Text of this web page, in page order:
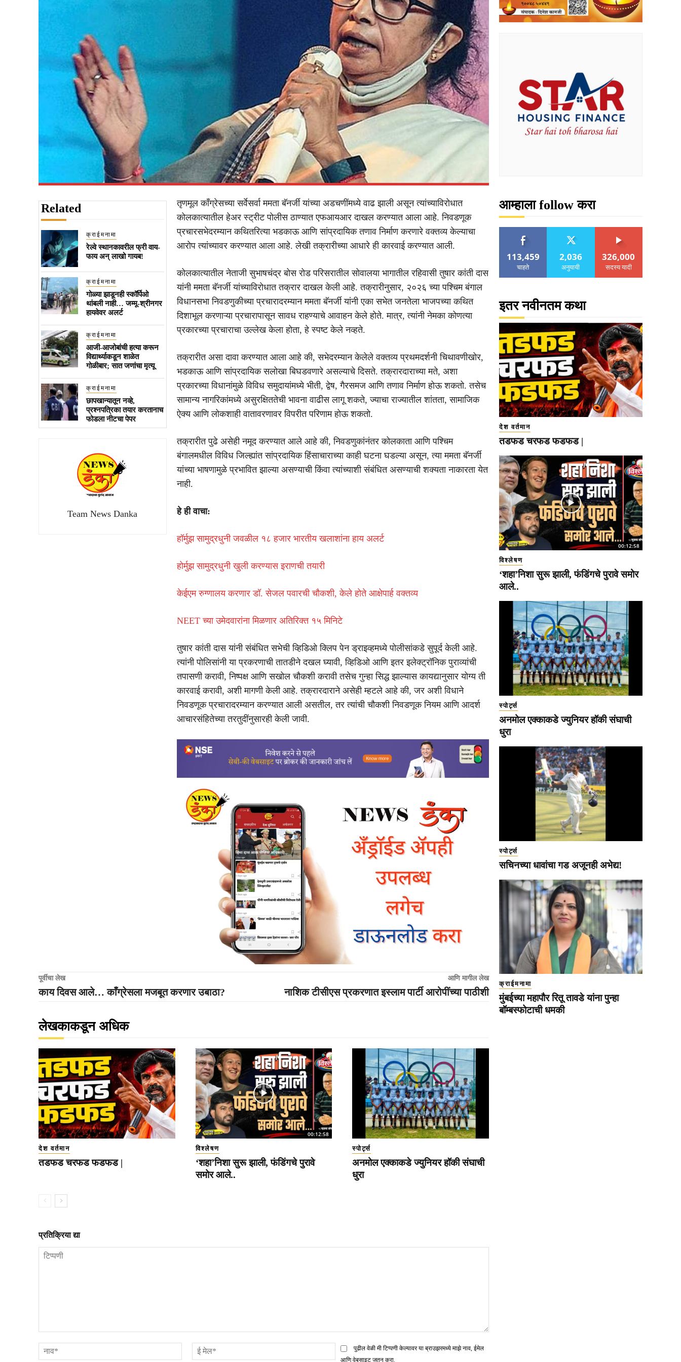
Related
क्राईमनामा
रेल्वे स्थानकावरील फ्री वाय-
फाय अन् लाखो गायब!
क्राईमनामा
गोळ्या झाडूनही स्कॉर्पिओ
थांबली नाही… जम्मू-श्रीनगर
हायवेवर अलर्ट
क्राईमनामा
आजी-आजोबांची हत्या करून
विद्यार्थ्याकडून शाळेत
गोळीबार; सात जणांचा मृत्यू
क्राईमनामा
छापखान्यातून नव्हे,
प्रश्नपत्रिका तयार करतानाच
फोडला नीटचा पेपर
Team News Danka
तृणमूल कॉंग्रेसच्या सर्वेसर्वा ममता बॅनर्जी यांच्या अडचणींमध्ये वाढ झाली असून त्यांच्याविरोधात
कोलकात्यातील हेअर स्ट्रीट पोलीस ठाण्यात एफआयआर दाखल करण्यात आला आहे. निवडणूक
प्रचारसभेदरम्यान कथितरित्या भडकाऊ आणि सांप्रदायिक तणाव निर्माण करणारे वक्तव्य केल्याचा
आरोप त्यांच्यावर करण्यात आला आहे. लेखी तक्रारीच्या आधारे ही कारवाई करण्यात आली.
कोलकात्यातील नेताजी सुभाषचंद्र बोस रोड परिसरातील सोवालया भागातील रहिवासी तुषार कांती दास
यांनी ममता बॅनर्जी यांच्याविरोधात तक्रार दाखल केली आहे. तक्रारीनुसार, २०२६ च्या पश्चिम बंगाल
विधानसभा निवडणुकीच्या प्रचारादरम्यान ममता बॅनर्जी यांनी एका सभेत जनतेला भाजपच्या कथित
दिशाभूल करणाऱ्या प्रचारापासून सावध राहण्याचे आवाहन केले होते. मात्र, त्यांनी नेमका कोणत्या
प्रकारच्या प्रचाराचा उल्लेख केला होता, हे स्पष्ट केले नव्हते.
तक्रारीत असा दावा करण्यात आला आहे की, सभेदरम्यान केलेले वक्तव्य प्रथमदर्शनी चिथावणीखोर,
भडकाऊ आणि सांप्रदायिक सलोखा बिघडवणारे असल्याचे दिसते. तक्रारदाराच्या मते, अशा
प्रकारच्या विधानांमुळे विविध समुदायांमध्ये भीती, द्वेष, गैरसमज आणि तणाव निर्माण होऊ शकतो. तसेच
सामान्य नागरिकांमध्ये असुरक्षिततेची भावना वाढीस लागू शकते, ज्याचा राज्यातील शांतता, सामाजिक
ऐक्य आणि लोकशाही वातावरणावर विपरीत परिणाम होऊ शकतो.
तक्रारीत पुढे असेही नमूद करण्यात आले आहे की, निवडणुकांनंतर कोलकाता आणि पश्चिम
बंगालमधील विविध जिल्ह्यांत सांप्रदायिक हिंसाचाराच्या काही घटना घडल्या असून, त्या ममता बॅनर्जी
यांच्या भाषणामुळे प्रभावित झाल्या असण्याची किंवा त्यांच्याशी संबंधित असण्याची शक्यता नाकारता येत
नाही.
हे ही वाचा:
हॉर्मुझ सामुद्रधुनी जवळील १८ हजार भारतीय खलाशांना हाय अलर्ट
होर्मुझ सामुद्रधुनी खुली करण्यास इराणची तयारी
केईएम रुग्णालय करणार डॉ. सेजल पवारची चौकशी, केले होते आक्षेपार्ह वक्तव्य
NEET च्या उमेदवारांना मिळणार अतिरिक्त १५ मिनिटे
तुषार कांती दास यांनी संबंधित सभेची व्हिडिओ क्लिप पेन ड्राइव्हमध्ये पोलीसांकडे सुपूर्द केली आहे.
त्यांनी पोलिसांनी या प्रकरणाची तातडीने दखल घ्यावी, व्हिडिओ आणि इतर इलेक्ट्रॉनिक पुराव्यांची
तपासणी करावी, निष्पक्ष आणि सखोल चौकशी करावी तसेच गुन्हा सिद्ध झाल्यास कायद्यानुसार योग्य ती
कारवाई करावी, अशी मागणी केली आहे. तक्रारदाराने असेही म्हटले आहे की, जर अशी विधाने
निवडणूक प्रचारादरम्यान करण्यात आली असतील, तर त्यांची चौकशी निवडणूक नियम आणि आदर्श
आचारसंहितेच्या तरतुदींनुसारही केली जावी.
पूर्वीचा लेख
काय दिवस आले… काँग्रेसला मजबूत करणार उबाठा?
आणि मागील लेख
नाशिक टीसीएस प्रकरणात इस्लाम पार्टी आरोपींच्या पाठीशी
लेखकाकडून अधिक
देश वर्तमान
तडफड चरफड फडफड |
00:12:58
विश्लेषण
‘शहा’निशा सुरू झाली, फंडिंगचे पुरावे
समोर आले..
स्पोर्ट्स
अनमोल एक्काकडे ज्युनियर हॉकी संघाची
धुरा
प्रतिक्रिया द्या
नाव*
मेल*
पुढील वेळी मी टिप्पणी केल्यावर या ब्राउझरमध्ये माझे नाव, ईमेल
आणि वेबसाइट जतन करा.
आम्हाला follow करा
113,459
चाहते
2,036
अनुयायी
326,000
सदस्य यादी
इतर नवीनतम कथा
देश वर्तमान
तडफड चरफड फडफड |
00:12:58
विश्लेषण
‘शहा’निशा सुरू झाली, फंडिंगचे पुरावे समोर
आले..
स्पोर्ट्स
अनमोल एक्काकडे ज्युनियर हॉकी संघाची
धुरा
स्पोर्ट्स
सचिनच्या धावांचा गड अजूनही अभेद्य!
क्राईमनामा
मुंबईच्या महापौर रितू तावडे यांना पुन्हा
बॉम्बस्फोटाची धमकी